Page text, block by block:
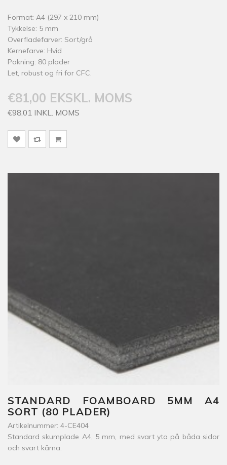
Format: A4 (297 x 210 mm)
Tykkelse: 5 mm
Overfladefarver: Sort/grå
Kernefarve: Hvid
Pakning: 80 plader
Let, robust og fri for CFC.
€81,00 EKSKL. MOMS
€98,01 INKL. MOMS
STANDARD FOAMBOARD 5MM A4
SORT (80 PLADER)
Artikelnummer: 4-CE404
Standard skumplade A4, 5 mm, med svart yta på båda sidor
och svart kärna.